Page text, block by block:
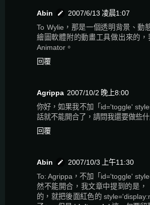
Abin
2007/6/13 凌晨1:07
To Wylie，那是一個透明背景、動
繪圖軟體附的動畫工具做出來的
Animator。
回覆
Agrippa 2007/10/2 晚上8:00
你好，如果我不加「id='toggle'
話就不能開合了，請問我還要做些什
回覆
Abin
2007/10/3 上午11:30
To: Agrippa，不加「id='toggle'
然不能開合，我文章中提到的是，
的，就把後面紅色的